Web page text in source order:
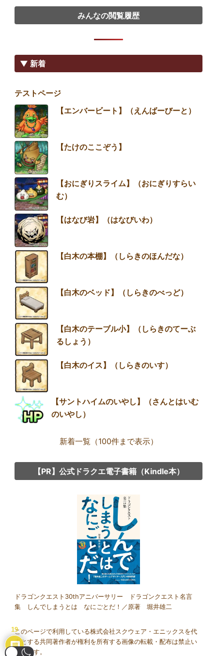
みんなの閲覧履歴
▼ 新着
テストページ
【エンバービート】（えんばーびーと）
【たけのここぞう】
【おにぎりスライム】（おにぎりすらい
む）
【はなび岩】（はなびいわ）
【白木の本棚】（しらきのほんだな）
【白木のベッド】（しらきのべっど）
【白木のテーブル小】（しらきのてーぶ
るしょう）
【白木のイス】（しらきのいす）
【サントハイムのいやし】（さんとはいむ
のいやし）
新着一覧（100件まで表示）
【PR】公式ドラクエ電子書籍（Kindle本）
ドラゴンクエスト30thアニバーサリー ドラゴンクエスト名言
集 しんでしまうとは なにごとだ！／原著 堀井雄二
このページで利用している株式会社スクウェア・エニックスを代
表とする共同著作者が権利を所有する画像の転載・配布は禁止い
たします。
19